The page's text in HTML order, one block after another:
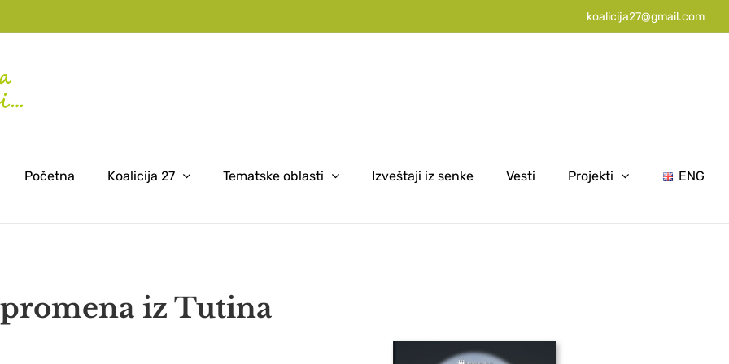
koalicija27@gmail.com
Početna Koalicija 27 Tematske oblasti Izveštaji iz senke Vesti Projekti ENG
iz Tutina